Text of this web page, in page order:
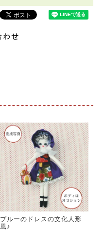
ブルーのドレスの文化人形
風♪